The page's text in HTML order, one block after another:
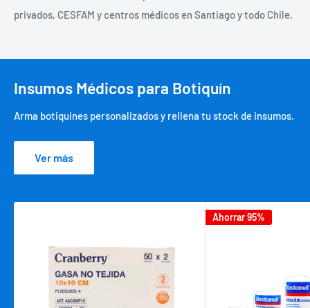
privados, CESFAM y centros médicos en Santiago y todo Chile.
Insumos Médicos para Botiquín
Arma botiquines personalizados y rellena tu stock de insumos.
Ver más
Ahorrar 95%